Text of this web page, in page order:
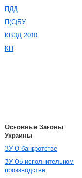
ПДД
П(С)БУ
КВЭД-2010
КП
Основные Законы
Украины
ЗУ О банкротстве
ЗУ Об исполнительном
производстве